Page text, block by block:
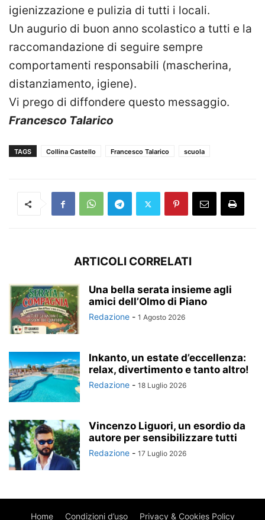
igienizzazione e pulizia di tutti i locali.
Un augurio di buon anno scolastico a tutti e la
raccomandazione di seguire sempre
comportamenti responsabili (mascherina,
distanziamento, igiene).
Vi prego di diffondere questo messaggio.
Francesco Talarico
TAGS Collina Castello Francesco Talarico scuola
ARTICOLI CORRELATI
Una bella serata insieme agli
amici dell’Olmo di Piano
Redazione - 1 Agosto 2026
Inkanto, un estate d’eccellenza:
relax, divertimento e tanto altro!
Redazione - 18 Luglio 2026
Vincenzo Liguori, un esordio da
autore per sensibilizzare tutti
Redazione - 17 Luglio 2026
Home Condizioni d’uso Privacy & Cookies Policy